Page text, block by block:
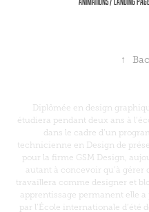
↑
Diplômée en design
étudiera pendant deux ans à
dans le cadre d’un
technicienne en Design de
pour la firme GSM Design,
autant à concevoir qu’à gérer
travaillera comme designer et
apprentissage permanent elle
par l’École internationale d’été